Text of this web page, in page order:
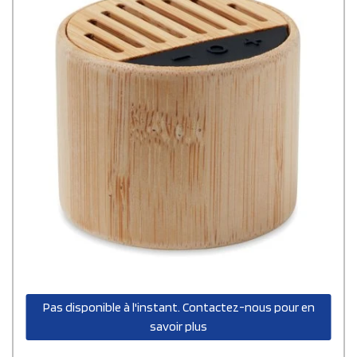
votre quotidien avec style.
Pas disponible à l'instant. Contactez-nous pour en
savoir plus